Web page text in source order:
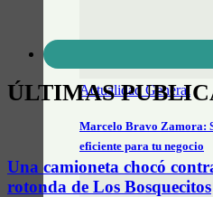
Actualidad General
Marcelo Bravo Zamora:
eficiente para tu negocio
ÚLTIMAS
Una camioneta chocó
rotonda de Los Bosquecitos